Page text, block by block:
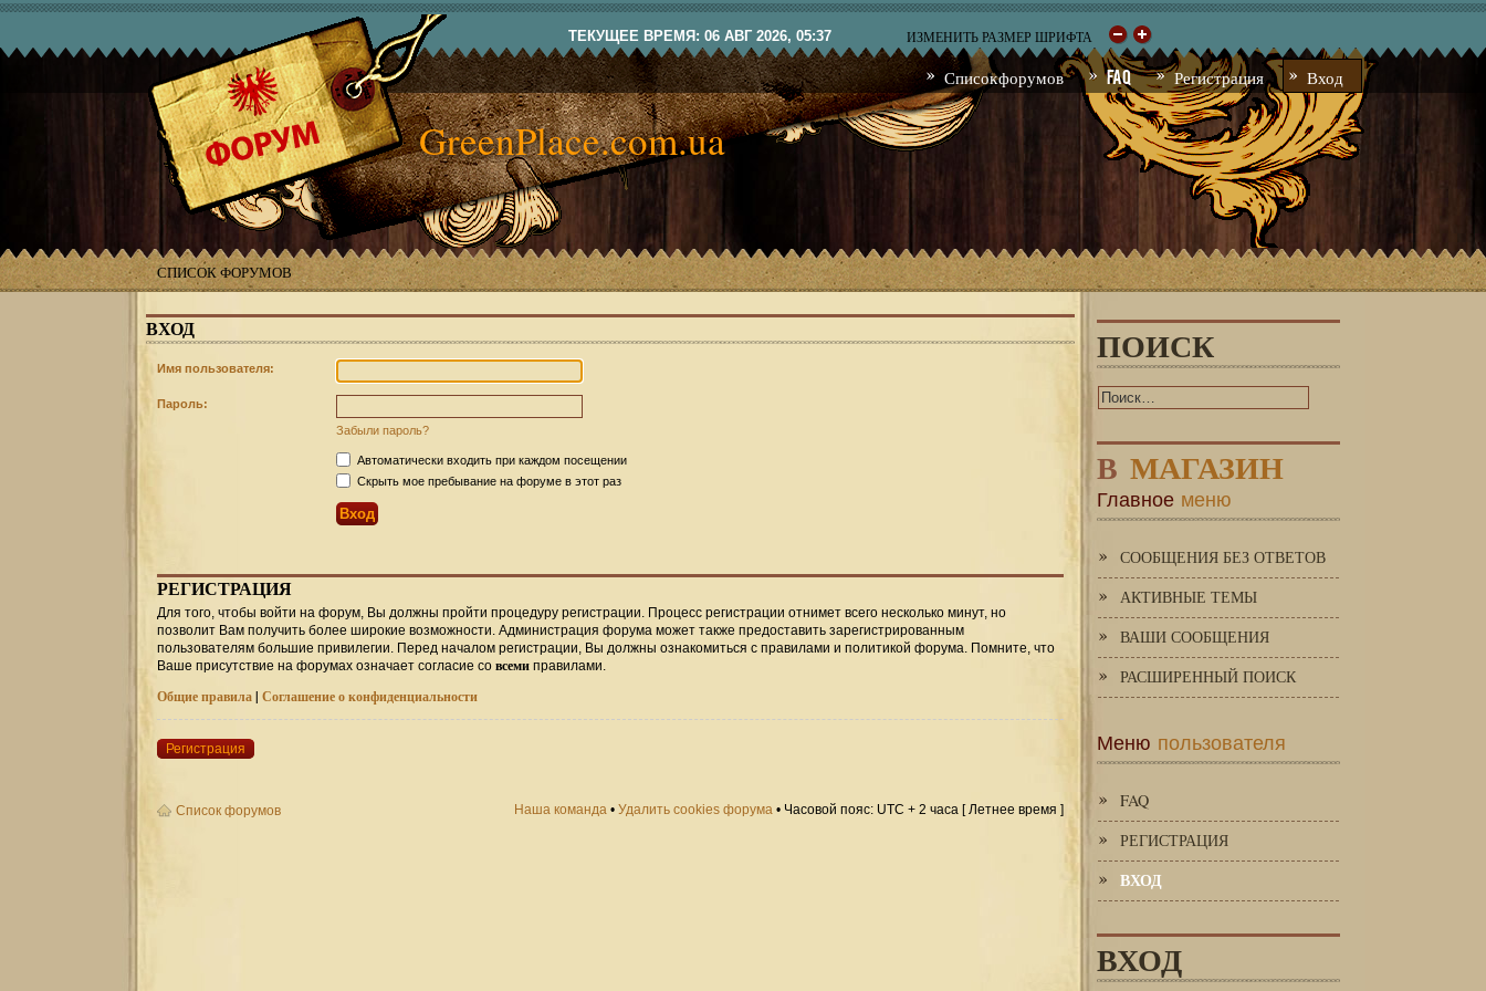
ТЕКУЩЕЕ ВРЕМЯ: 06 АВГ 2026, 05:37 ИЗМЕНИТЬ РАЗМЕР ШРИФТА
Список форумов FAQ Регистрация Вход
GreenPlace.com.ua
СПИСОК ФОРУМОВ
ВХОД
Имя пользователя:
Пароль:
Забыли пароль?
Автоматически входить при каждом посещении
Скрыть мое пребывание на форуме в этот раз
РЕГИСТРАЦИЯ
Для того, чтобы войти на форум, Вы должны пройти процедуру регистрации. Процесс регистрации отнимет всего несколько минут, но
позволит Вам получить более широкие возможности. Администрация форума может также предоставить зарегистрированным
пользователям большие привилегии. Перед началом регистрации, Вы должны ознакомиться с правилами и политикой форума. Помните, что
Ваше присутствие на форумах означает согласие со всеми правилами.
Общие правила| Соглашение о конфиденциальности
Регистрация
Список форумов Наша команда • Удалить cookies форума • Часовой пояс: UTC + 2 часа [ Летнее время ]
ПОИСК
В МАГАЗИН
Главное меню
СООБЩЕНИЯ БЕЗ ОТВЕТОВ
АКТИВНЫЕ ТЕМЫ
ВАШИ СООБЩЕНИЯ
РАСШИРЕННЫЙ ПОИСК
Меню пользователя
FAQ
РЕГИСТРАЦИЯ
ВХОД
ВХОД